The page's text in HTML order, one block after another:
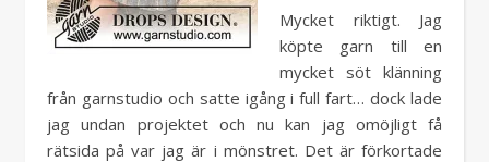
Mycket riktigt. Jag
köpte garn till en
mycket söt klänning
från garnstudio och satte igång i full fart… dock lade
jag undan projektet och nu kan jag omöjligt få
rätsida på var jag är i mönstret. Det är förkortade